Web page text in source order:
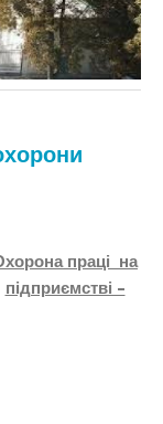
праці на
підприємстві –